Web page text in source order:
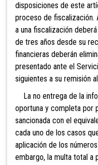
disposiciones de este
proceso de fiscalización.
a una fiscalización
de tres años desde su
financieras deberán
presentado ante el
siguientes a su remisión
La no entrega de la
oportuna y completa por
sancionada con el
cada uno de los casos
aplicación de los
embargo, la multa total a